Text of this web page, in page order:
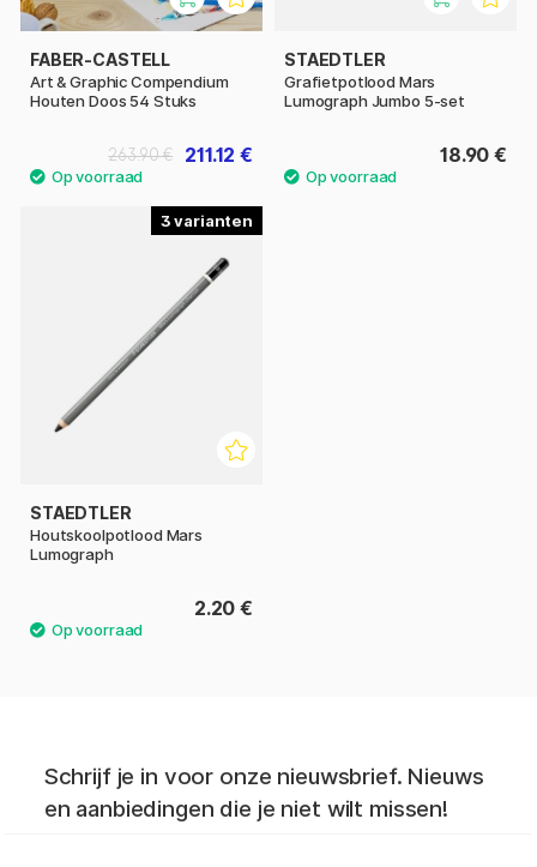
FABER-CASTELL
Art & Graphic Compendium
Houten Doos 54 Stuks
211.12 €
263.90 €
STAEDTLER
Grafietpotlood Mars
Lumograph Jumbo 5-set
18.90 €
3
STAEDTLER
Houtskoolpotlood Mars
Lumograph
2.20 €
Schrijf je in voor onze nieuwsbrief. Nieuws
en aanbiedingen die je niet wilt missen!